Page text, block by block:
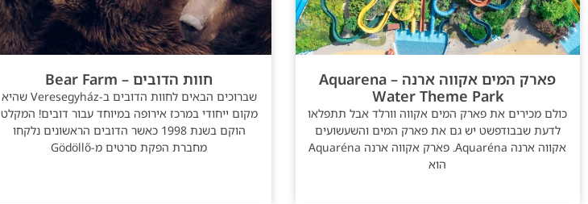
פארק המים אקווה ארנה – Aquarena
Water Theme Park
כולם מכירים את פארק המים אקווה וורלד אבל תתפלאו
לדעת שבבודפשט יש גם את פארק המים והשעשועים
אקווה ארנה Aquaréna. פארק אקווה ארנה Aquaréna
הוא
חוות הדובים – Bear Farm
שברוכים הבאים לחוות הדובים ב-Veresegyház שהיא
מקום ייחודי במרכז אירופה במיוחד עבור דובים! המקלט
הוקם בשנת 1998 כאשר הדובים הראשונים נלקחו
מחברת הפקת סרטים מ-Gödöllő